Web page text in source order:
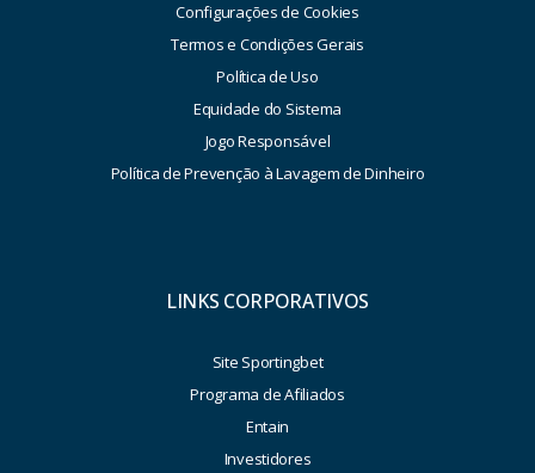
Configurações de Cookies
Termos e Condições Gerais
Política de Uso
Equidade do Sistema
Jogo Responsável
Política de Prevenção à Lavagem de Dinheiro
LINKS CORPORATIVOS
Site Sportingbet
Programa de Afiliados
Entain
Investidores